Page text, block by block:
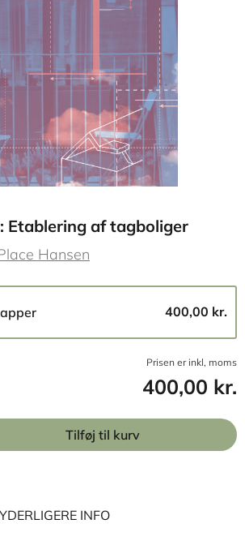
Etablering af tagboliger
Hansen
400,00 kr.
Prisen er inkl, moms
400,00 kr.
Tilføj til kurv
YDERLIGERE INFO